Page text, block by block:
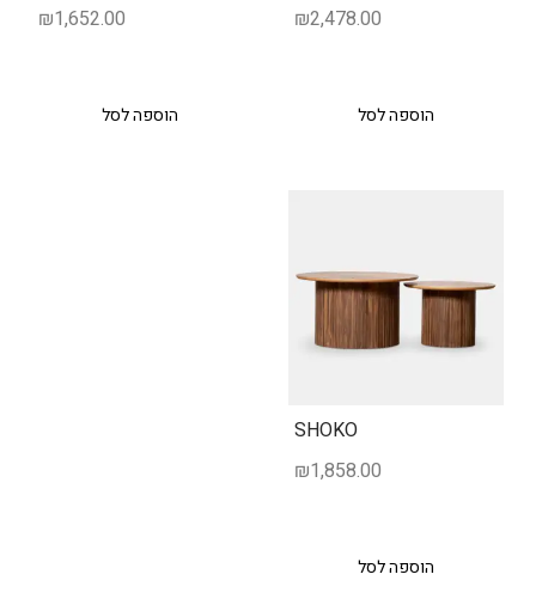
₪2,478.00
הוספה לסל
₪1,652.00
הוספה לסל
SHOKO
₪1,858.00
הוספה לסל